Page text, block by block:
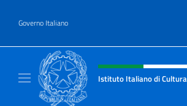
Governo Italiano
Intestazione sito,
Istituto Italiano di